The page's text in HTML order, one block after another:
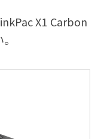
X1 Carbon